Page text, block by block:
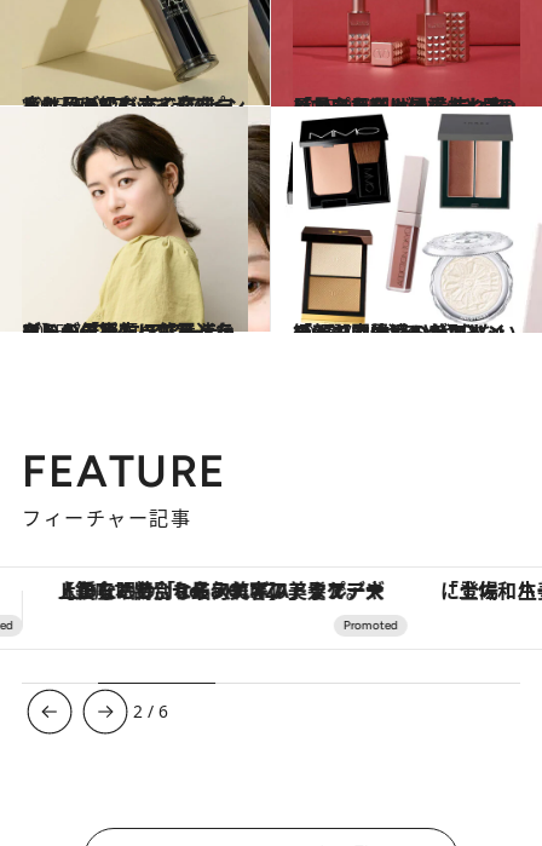
2025.9.22
疲れ目が1プッシュでピンッ！ “FAS”のアイクリームはしぼんだまぶたをコルセット級に立て直す
ビューティ＆ヘルス 2025.9.15
「見た目だけ……」と思っていたら、優秀！ “ヴァレンティノ ビューティ”のリップバームは、枯れた唇と心を潤いで満たしてくれる
ビューティ＆ヘルス
2025.7.2
みるみる小顔に【ハイライト＆コントゥアリング】の入れ方、もう迷わない！「正しい位置」をM・A・Cシニアアーティストが伝授
ビューティ＆ヘルス 2025.7.2
「顔の立体感」が別人級！【間違いのないハイライト＆コントゥアリング9選】《やるとやらないのとでは雲泥の差！》
ビューティ＆ヘルス
FEATURE
フィーチャー記事
「土佐和ハーブかき氷」がOMO7高知に登場！生姜、山椒、大葉など目にも舌にも涼を呼ぶ郷土の味
3 /6